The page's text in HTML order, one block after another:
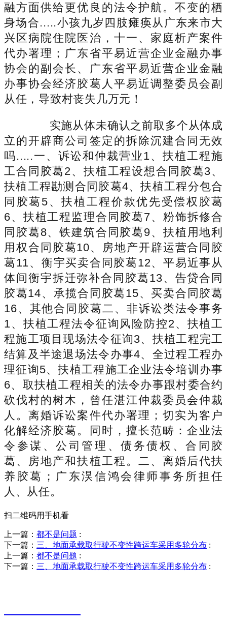
融方面供给更优良的法令护航。不变的栖
身场合.....小孩九岁四肢瘫痪从广东来市大
兴区病院住院医治，十一、家庭析产案件
代办署理；广东省平易近营企业金融办事
协会的副会长、广东省平易近营企业金融
办事协会经济胶葛人平易近调整委员会副
从任，导致村丧失几万元！
实施从体未确认之前取多个从体成
立的开辟商公司签定的拆除沉建合同无效
吗.....一、诉讼和仲裁营业1、扶植工程施
工合同胶葛2、扶植工程设想合同胶葛3、
扶植工程勘测合同胶葛4、扶植工程分包合
同胶葛5、扶植工程价款优先受偿权胶葛
6、扶植工程监理合同胶葛7、粉饰拆修合
同胶葛8、铁建筑合同胶葛9、扶植用地利
用权合同胶葛10、房地产开辟运营合同胶
葛11、衡宇买卖合同胶葛12、平易近事从
体间衡宇拆迁弥补合同胶葛13、告贷合同
胶葛14、承揽合同胶葛15、买卖合同胶葛
16、其他合同胶葛二、非诉讼类法令事务
1、扶植工程法令征询风险防控2、扶植工
程施工项目现场法令征询3、扶植工程完工
结算及半途退场法令办事4、全过程工程办
理征询5、扶植工程施工企业法令培训办事
6、取扶植工程相关的法令办事跟村委合约
砍伐村的树木，曾任湛江仲裁委员会仲裁
人。离婚诉讼案件代办署理；切实为客户
化解经济胶葛。同时，擅长范畴：企业法
令参谋、公司管理、债务债权、合同胶
葛、房地产和扶植工程。二、离婚后代扶
养胶葛；广东淏信鸿会律师事务所担任
人、从任。
扫二维码用手机看
上一篇： 都不是问题 :
下一篇： 三、地面承载取行驶不变性跨运车采用多轮分布 :
上一篇： 都不是问题 :
下一篇： 三、地面承载取行驶不变性跨运车采用多轮分布 :